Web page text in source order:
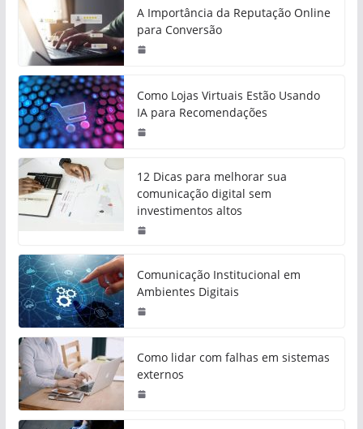
A Importância da Reputação Online
para Conversão
Como Lojas Virtuais Estão Usando
IA para Recomendações
12 Dicas para melhorar sua
comunicação digital sem
investimentos altos
Comunicação Institucional em
Ambientes Digitais
Como lidar com falhas em sistemas
externos